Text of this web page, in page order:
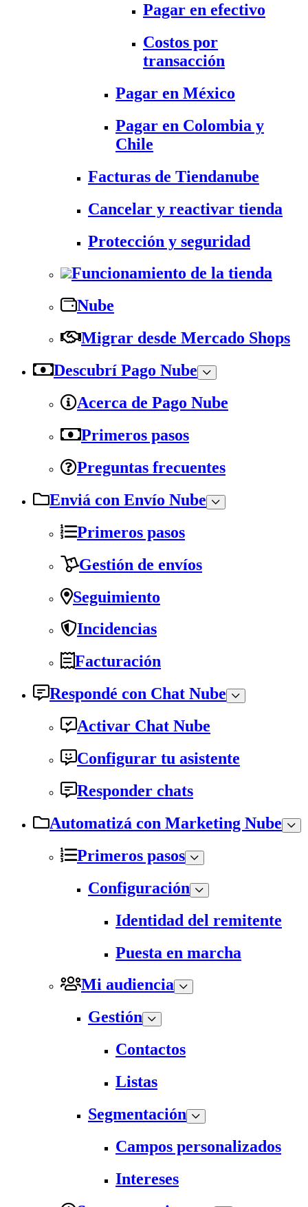
Pagar en efectivo
Costos por
transacción
Pagar en México
Pagar en Colombia y
Chile
Facturas de Tiendanube
Cancelar y reactivar tienda
Protección y seguridad
Funcionamiento de la tienda
Nube
Migrar desde Mercado Shops
Descubrí Pago Nube
Acerca de Pago Nube
Primeros pasos
Preguntas frecuentes
Enviá con Envío Nube
Primeros pasos
Gestión de envíos
Seguimiento
Incidencias
Facturación
Respondé con Chat Nube
Activar Chat Nube
Configurar tu asistente
Responder chats
Automatizá con Marketing Nube
Primeros pasos
Configuración
Identidad del remitente
Puesta en marcha
Mi audiencia
Gestión
Contactos
Listas
Segmentación
Campos personalizados
Intereses